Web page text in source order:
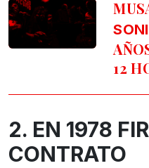
12
2. EN 1978
CONTRATO